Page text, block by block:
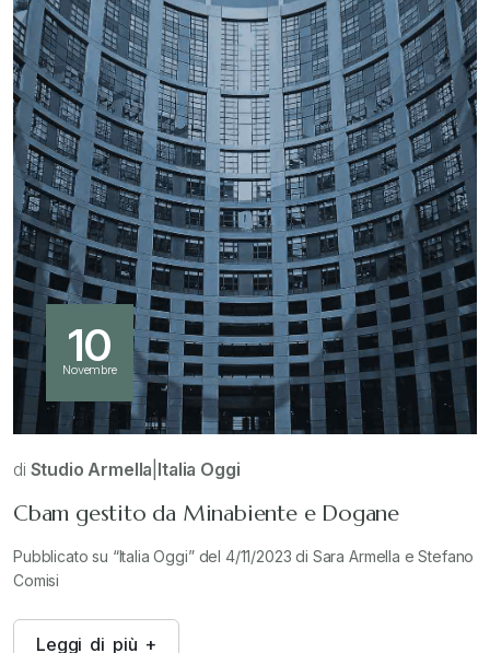
10
Novembre
di Studio Armella Italia Oggi
Cbam gestito da Minabiente e Dogane
Pubblicato su “Italia Oggi” del 4/11/2023 di Sara Armella e Stefano
Comisi
Leggi di più +